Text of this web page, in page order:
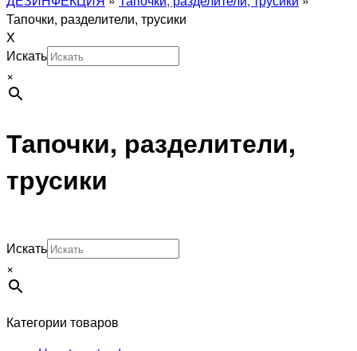
Тапочки, разделители, трусики
X
Искать
×
Тапочки, разделители,
трусики
Искать
×
Категории товаров